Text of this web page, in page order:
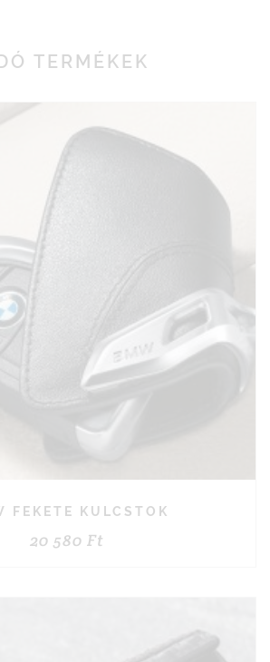
TERMÉKEK
FEKETE KULCSTOK
20 580 Ft